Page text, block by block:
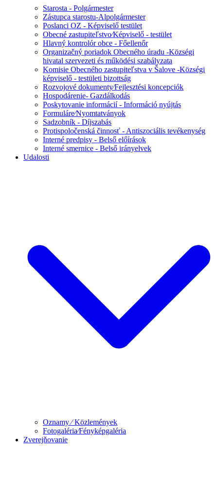
Starosta - Polgármester
Zástupca starostu-Alpolgármester
Poslanci OZ - Képviselő testület
Obecné zastupiteľstvo⁄Képviselő - testület
Hlavný kontrolór obce - Főellenőr
Organizačný poriadok Obecného úradu -Községi
hivatal szervezeti és működési szabályzata
Komisie Obecného zastupiteľstva v Šalove -Községi
képviselő - testületi bizottság
Rozvojové dokumenty⁄Fejlesztési koncepciók
Hospodárenie- Gazdálkodás
Poskytovanie informácií - Információ nyújtás
Formuláre⁄Nyomtatványok
Sadzobník - Díjszabás
Protispoločenská činnosť - Antiszociális tevékenység
Interné predpisy - Belső előírások
Interné smernice - Belső irányelvek
Udalosti
Oznamy ⁄ Közlemények
Fotogaléria⁄Fényképgaléria
Zverejňovanie